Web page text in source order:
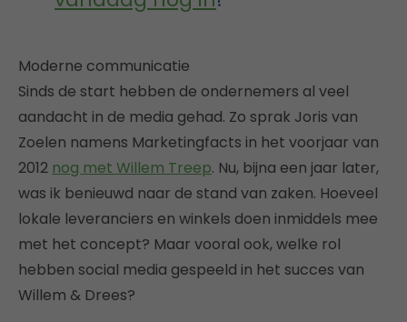
Moderne communicatie
Sinds de start hebben de ondernemers al veel
aandacht in de media gehad. Zo sprak Joris van
Zoelen namens Marketingfacts in het voorjaar van
2012 nog met Willem Treep. Nu, bijna een jaar later,
was ik benieuwd naar de stand van zaken. Hoeveel
lokale leveranciers en winkels doen inmiddels mee
met het concept? Maar vooral ook, welke rol
hebben social media gespeeld in het succes van
Willem & Drees?